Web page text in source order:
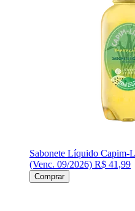
Sabonete Líquido Capim-
(Venc. 09/2026) R$ 41,99
Comprar